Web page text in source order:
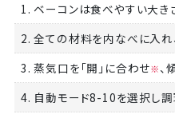
1. ベーコンは食べやすい大き
2. 全ての材料を内なべに入れ
3. 蒸気口を「開」に合わせ※、
4. 自動モード8-10を選択し調